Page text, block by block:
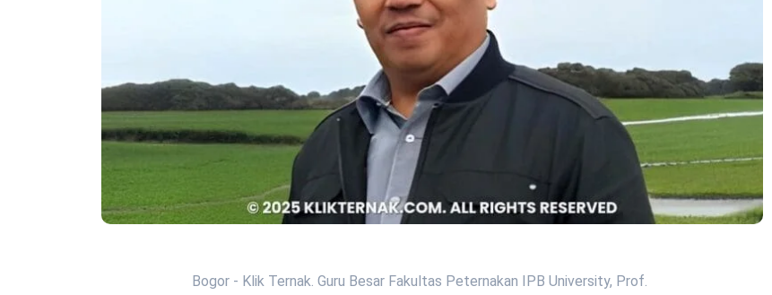
Bogor - Klik Ternak. Guru Besar Fakultas Peternakan IPB University, Prof.